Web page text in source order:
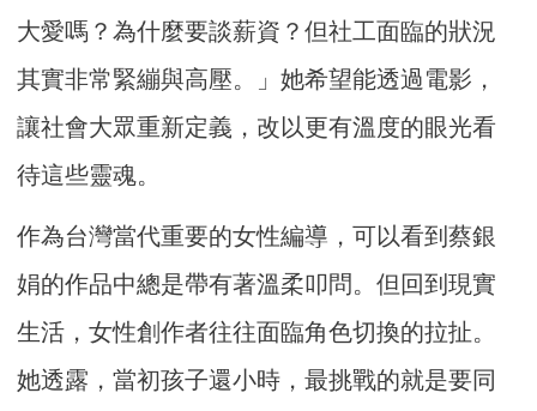
大愛嗎？為什麼要談薪資？但社工面臨的狀況
其實非常緊繃與高壓。」她希望能透過電影，
讓社會大眾重新定義，改以更有溫度的眼光看
待這些靈魂。
作為台灣當代重要的女性編導，可以看到蔡銀
娟的作品中總是帶有著溫柔叩問。但回到現實
生活，女性創作者往往面臨角色切換的拉扯。
她透露，當初孩子還小時，最挑戰的就是要同